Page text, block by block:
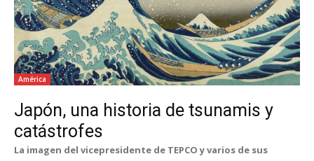
América
Japón, una historia de tsunamis y
catástrofes
La imagen del vicepresidente de TEPCO y varios de sus